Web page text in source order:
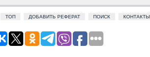
ТОП ДОБАВИТЬ РЕФЕРАТ ПОИСК КОНТАКТЫ